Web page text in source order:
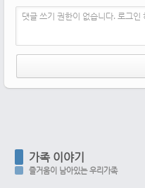
댓글 쓰기 권한이 없습니다. 로그인
가족 이야기
즐거움이 남아있는 우리가족